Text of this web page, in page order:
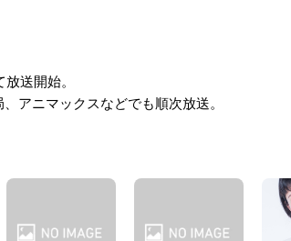
送開始。
アニマックスなどでも順次放送。